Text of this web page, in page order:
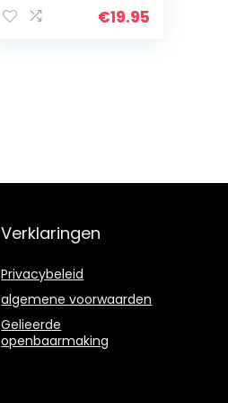
Veelkleurig
€19.95
Verklaringen
Privacybeleid
algemene voorwaarden
Gelieerde
openbaarmaking